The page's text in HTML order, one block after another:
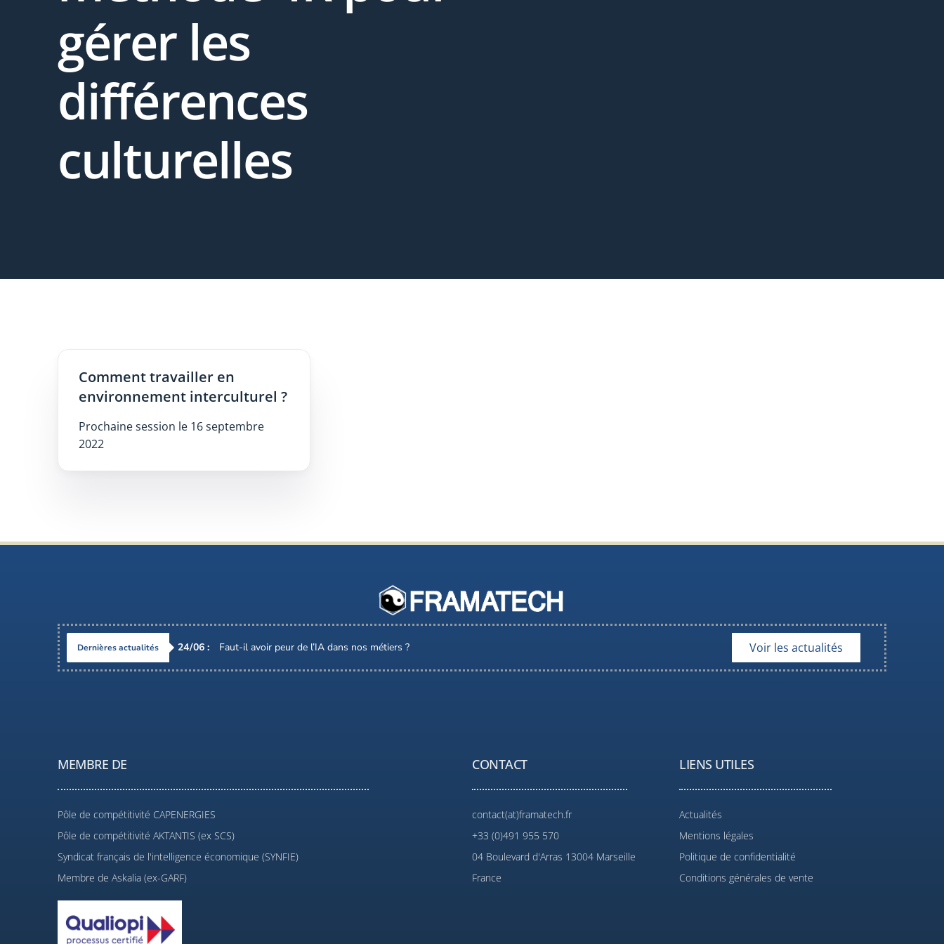
gérer les
différences
culturelles
Comment travailler en
environnement interculturel ?
Prochaine session le 16 septembre
2022
Dernières actualités 24/06 : Faut-il avoir peur de l’IA dans nos métiers ? Voir les actualités
MEMBRE DE
Pôle de compétitivité CAPENERGIES
Pôle de compétitivité AKTANTIS (ex SCS)
Syndicat français de l'intelligence économique (SYNFIE)
Membre de Askalia (ex-GARF)
CONTACT
contact(at)framatech.fr
+33 (0)491 955 570
04 Boulevard d'Arras 13004 Marseille
France
LIENS UTILES
Actualités
Mentions légales
Politique de confidentialité
Conditions générales de vente